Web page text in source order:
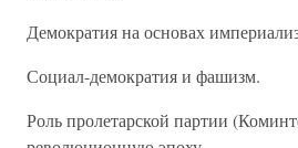
Демократия на основах
Социал-демократия и фашизм.
Роль пролетарской партии